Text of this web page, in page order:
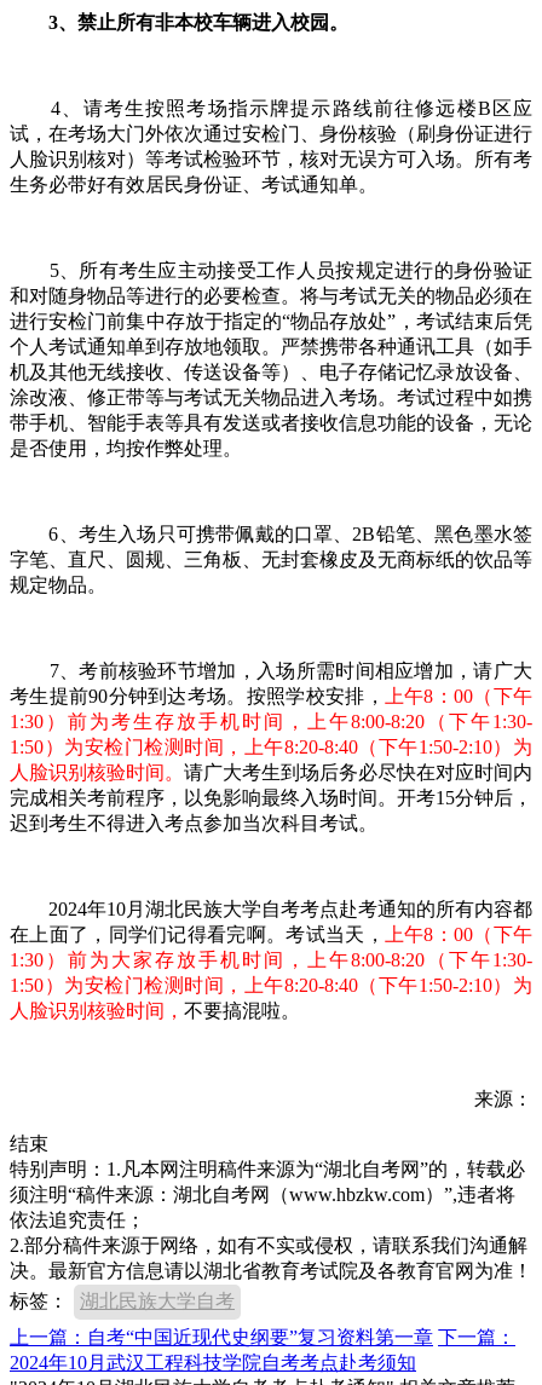
3、禁止所有非本校车辆进入校园。
4、请考生按照考场指示牌提示路线前往修远楼B区应
试，在考场大门外依次通过安检门、身份核验（刷身份证进行
人脸识别核对）等考试检验环节，核对无误方可入场。所有考
生务必带好有效居民身份证、考试通知单。
5、所有考生应主动接受工作人员按规定进行的身份验证
和对随身物品等进行的必要检查。将与考试无关的物品必须在
进行安检门前集中存放于指定的“物品存放处”，考试结束后凭
个人考试通知单到存放地领取。严禁携带各种通讯工具（如手
机及其他无线接收、传送设备等）、电子存储记忆录放设备、
涂改液、修正带等与考试无关物品进入考场。考试过程中如携
带手机、智能手表等具有发送或者接收信息功能的设备，无论
是否使用，均按作弊处理。
6、考生入场只可携带佩戴的口罩、2B铅笔、黑色墨水签
字笔、直尺、圆规、三角板、无封套橡皮及无商标纸的饮品等
规定物品。
7、考前核验环节增加，入场所需时间相应增加，请广大
考生提前90分钟到达考场。按照学校安排，
上午8：00（下午
1:30）前为考生存放手机时间，上午8:00-8:20（下午1:30-
1:50）为安检门检测时间，上午8:20-8:40（下午1:50-2:10）为
人脸识别核验时间。 请广大考生到场后务必尽快在对应时间内
完成相关考前程序，以免影响最终入场时间。开考15分钟后，
迟到考生不得进入考点参加当次科目考试。
2024年10月湖北民族大学自考考点赴考通知的所有内容都
在上面了，同学们记得看完啊。考试当天，
上午8：00（下午
1:30）前为大家存放手机时间，上午8:00-8:20（下午1:30-
1:50）为安检门检测时间，上午8:20-8:40（下午1:50-2:10）为
人脸识别核验时间， 不要搞混啦。
来源：
结束
特别声明：1.凡本网注明稿件来源为“湖北自考网”的，转载必
须注明“稿件来源：湖北自考网（www.hbzkw.com）”,违者将
依法追究责任；
2.部分稿件来源于网络，如有不实或侵权，请联系我们沟通解
决。最新官方信息请以湖北省教育考试院及各教育官网为准！
标签：
湖北民族大学自考
上一篇：自考“中国近现代史纲要”复习资料第一章 下一篇：
2024年10月武汉工程科技学院自考考点赴考须知